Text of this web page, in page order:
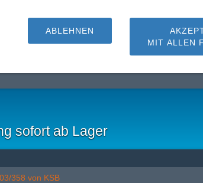
Schmutzwasserpumpen
sofort ab Lager
358 von KSB
MIT ALLEN
ABLEHNEN